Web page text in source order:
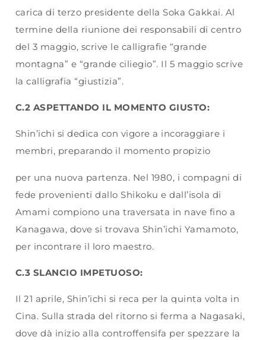
carica di terzo presidente della Soka Gakkai. Al
termine della riunione dei responsabili di centro
del 3 maggio, scrive le calligrafie “grande
montagna” e “grande ciliegio”. Il 5 maggio scrive
la calligrafia “giustizia”.
C.2 ASPETTANDO IL MOMENTO GIUSTO:
Shin’ichi si dedica con vigore a incoraggiare i
membri, preparando il momento propizio
per una nuova partenza. Nel 1980, i compagni di
fede provenienti dallo Shikoku e dall’isola di
Amami compiono una traversata in nave fino a
Kanagawa, dove si trovava Shin’ichi Yamamoto,
per incontrare il loro maestro.
C.3 SLANCIO IMPETUOSO:
Il 21 aprile, Shin’ichi si reca per la quinta volta in
Cina. Sulla strada del ritorno si ferma a Nagasaki,
dove dà inizio alla controffensifa per spezzare la